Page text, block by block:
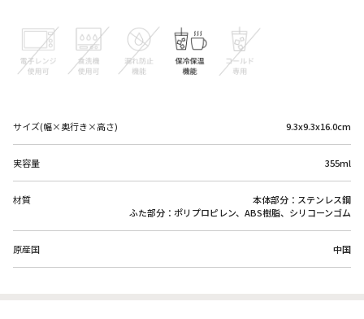
サイズ(幅×奥行き×高さ) 9.3x9.3x16.0cm
実容量 355ml
材質
本体部分：ステンレス鋼
ふた部分：ポリプロピレン、ABS樹脂、シリコーンゴム
原産国 中国